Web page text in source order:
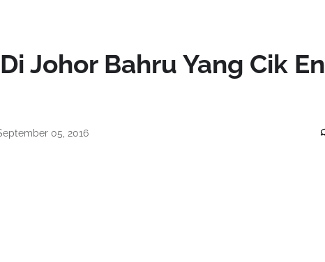
Johor Bahru Yang Cik En
05, 2016